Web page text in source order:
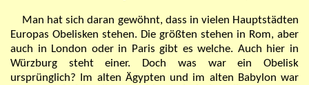
Man hat sich daran gewöhnt, dass in vielen Hauptstädten
Europas Obelisken stehen. Die größten stehen in Rom, aber
auch in London oder in Paris gibt es welche. Auch hier in
Würzburg steht einer. Doch was war ein Obelisk
ursprünglich? Im alten Ägypten und im alten Babylon war